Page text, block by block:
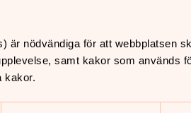
är nödvändiga för att webbplatsen
samt kakor som används
kakor.